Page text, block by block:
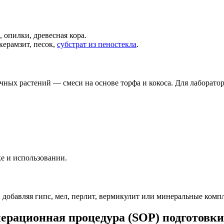
древесная кора.
песок, субстрат из пеностекла.
растений — смеси на основе торфа и кокоса. Для
и использовании.
гипс, мел, перлит, вермикулит или минеральные
процедура (SOP) подготовки